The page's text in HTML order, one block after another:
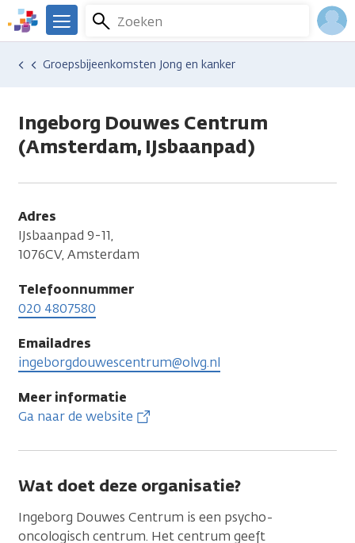
Overslaan
en
naar
We
er
Kanker.nl
Zoeken
Menu
Hulp en ondersteuning
Vind hulp bij kanker
Relaties en gezin
Seksualiteit en intimiteit
Groepsbijeenkomsten Jong en kanker
Ingeborg Douwes Centrum
(Amsterdam, IJsbaanpad)
Adres
IJsbaanpad 9-11,
1076CV, Amsterdam
Telefoonnummer
020 4807580
Emailadres
ingeborgdouwescentrum@olvg.nl
Meer informatie
Ga naar de website
Wat doet deze organisatie?
Ingeborg Douwes Centrum is een psycho-
oncologisch centrum. Het centrum geeft